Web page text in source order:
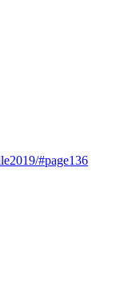
#page136